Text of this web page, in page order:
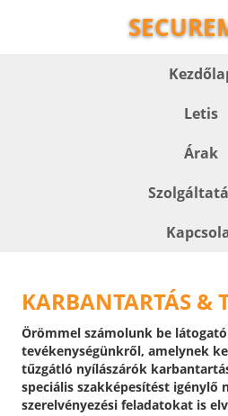
Letis
Árak
KARBANTARTÁS &
Örömmel számolunk be
tevékenységünkről, amelynek
tűzgátló nyílászárók
speciális szakképesítést igénylő
szerelvényezési feladatokat is